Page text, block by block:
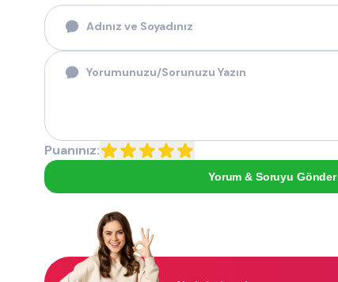
Puanınız:
Yorum & Soruyu Gönder